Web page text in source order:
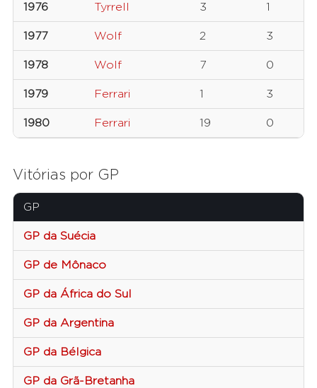
1976 Tyrrell 3 1
1977 Wolf 2 3
1978 Wolf 7 0
1979 Ferrari 1 3
1980 Ferrari 19 0
Vitórias por GP
GP
GP da Suécia
GP de Mônaco
GP da África do Sul
GP da Argentina
GP da Bélgica
GP da Grã-Bretanha